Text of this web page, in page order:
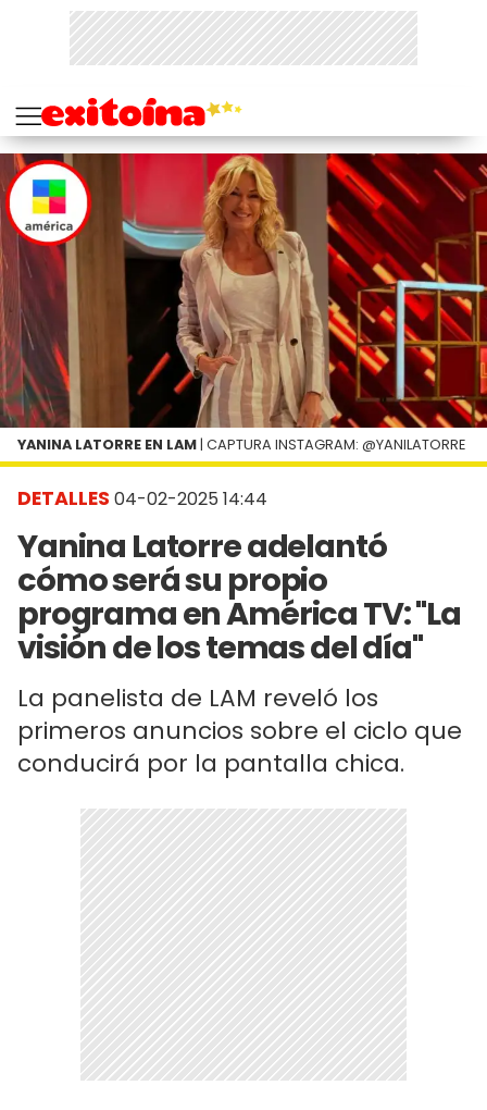
DETALLES 04-02-2025 14:44
Yanina Latorre adelantó
cómo será su propio
programa en América TV: "La
visión de los temas del día"
La panelista de LAM reveló los
primeros anuncios sobre el ciclo que
conducirá por la pantalla chica.
YANINA LATORRE EN LAM | CAPTURA INSTAGRAM: @YANILATORRE